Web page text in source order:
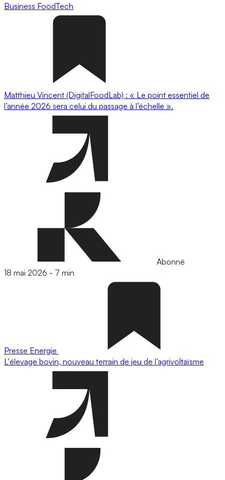
Business FoodTech
Matthieu Vincent (DigitalFoodLab) : « Le point essentiel de
l’année 2026 sera celui du passage à l’échelle ».
Abonné
18 mai 2026 - 7 min
Presse Energie
L'élevage bovin, nouveau terrain de jeu de l’agrivoltaïsme